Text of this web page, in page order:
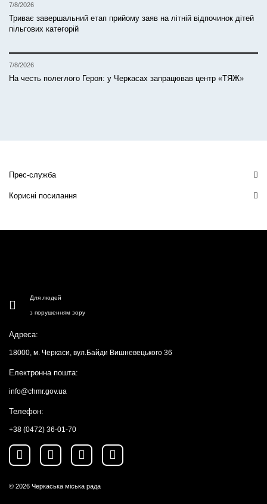
7/8/2026
Триває завершальний етап прийому заяв на літній відпочинок дітей
пільгових категорій
7/8/2026
На честь полеглого Героя: у Черкасах запрацював центр «ТЯЖ»
Прес-служба
Корисні посилання
Для людей
з порушенням зору
Адреса:
18000, м. Черкаси, вул.Байди Вишневецького 36
Електронна пошта:
info@chmr.gov.ua
Телефон:
+38 (0472) 36-01-70
© 2026 Черкаська міська рада